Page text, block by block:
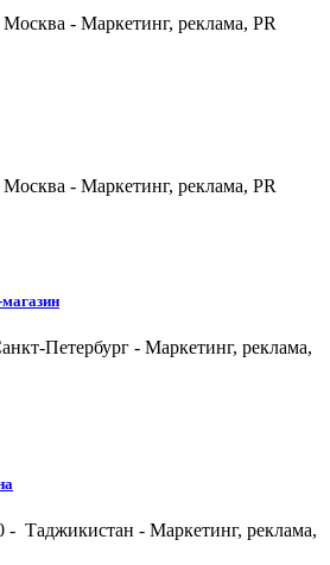
Москва - Маркетинг, реклама, PR
Москва - Маркетинг, реклама, PR
Петербург - Маркетинг, реклама,
- Таджикистан - Маркетинг, реклама,